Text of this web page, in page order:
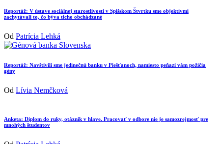
Reportáž: V ústave sociálnej starostlivosti v Spišskom Štvrtku sme objektívmi
zachytávali to, čo býva ticho obchádzané
Od Patrícia Lehká
Reportáž: Navštívili sme jedinečnú banku v Piešťanoch, namiesto peňazí vám požičia
gény
Od Lívia Nemčková
Anketa: Diplom do ruky, otáznik v hlave. Pracovať v odbore nie je samozrejmosť pre
mnohých študentov